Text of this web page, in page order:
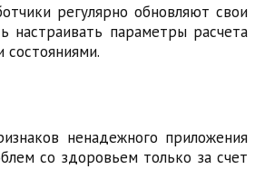
регулярно обновляют свои
настраивать параметры расчета
ненадежного приложения
со здоровьем только за счет